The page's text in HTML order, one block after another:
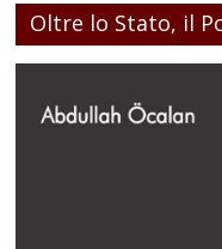
Oltre lo Stato, il